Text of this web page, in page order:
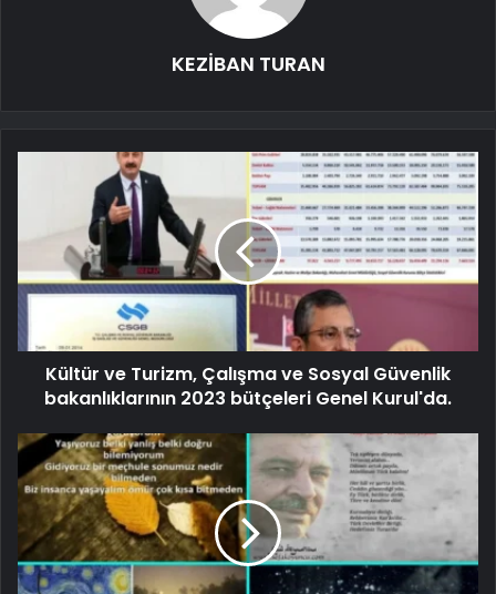
KEZİBAN TURAN
Kültür ve Turizm, Çalışma ve Sosyal Güvenlik
bakanlıklarının 2023 bütçeleri Genel Kurul'da.